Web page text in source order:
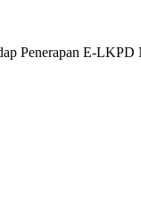
Penerapan E-